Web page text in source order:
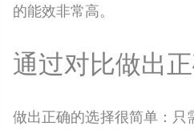
的能效非常高。
通过对比做出
做出正确的选择很简单：只